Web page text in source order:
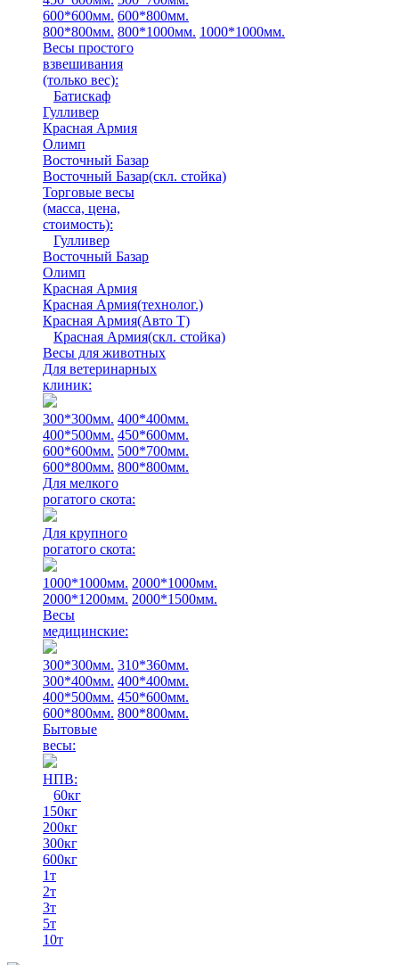
600*600мм. 600*800мм.
800*800мм. 800*1000мм. 1000*1000мм.
Весы простого
взвешивания
(только вес):
Батискаф
Гулливер
Красная Армия
Олимп
Восточный Базар
Восточный Базар(скл. стойка)
Торговые весы
(масса, цена,
стоимость):
Гулливер
Восточный Базар
Олимп
Красная Армия
Красная Армия(технолог.)
Красная Армия(Авто Т)
Красная Армия(скл. стойка)
Весы для животных
Для ветеринарных
клиник:
300*300мм. 400*400мм.
400*500мм. 450*600мм.
600*600мм. 500*700мм.
600*800мм. 800*800мм.
Для мелкого
рогатого скота:
Для крупного
рогатого скота:
1000*1000мм. 2000*1000мм.
2000*1200мм. 2000*1500мм.
Весы
медицинские:
300*300мм. 310*360мм.
300*400мм. 400*400мм.
400*500мм. 450*600мм.
600*800мм. 800*800мм.
Бытовые
весы:
НПВ:
60кг
150кг
200кг
300кг
600кг
1т
2т
3т
5т
10т